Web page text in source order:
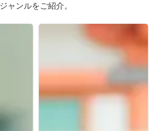
ジャンルをご紹介。